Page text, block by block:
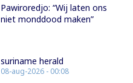
Pawiroredjo: “Wij laten ons
niet monddood maken”
suriname herald
08-aug-2026 - 00:08